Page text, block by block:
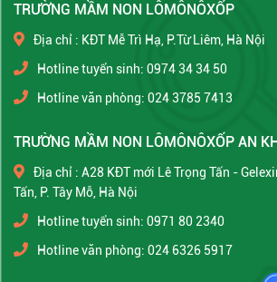
TRƯỜNG MẦM NON LÔMÔNÔXỐP
Địa chỉ : KĐT Mễ Trì Hạ, P.Từ Liêm, Hà Nội
Hotline tuyển sinh: 0974 34 34 50
Hotline văn phòng: 024 3785 7413
TRƯỜNG MẦM NON LÔMÔNÔXỐP AN
Địa chỉ : A28 KĐT mới Lê Trọng Tấn -
Tấn, P. Tây Mỗ, Hà Nội
Hotline tuyển sinh: 0971 80 2340
Hotline văn phòng: 024 6326 5917